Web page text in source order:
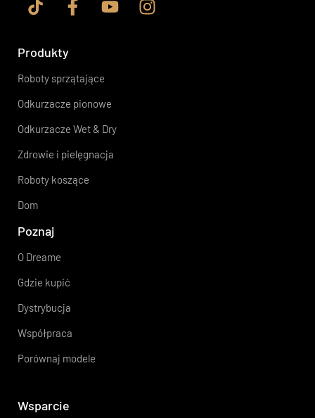
Produkty
Roboty sprzątające
Odkurzacze pionowe
Odkurzacze Wet & Dry
Zdrowie i pielęgnacja
Roboty koszące
Dom
Poznaj
O Dreame
Gdzie kupić
Dystrybucja
Współpraca
Porównaj modele
Wsparcie